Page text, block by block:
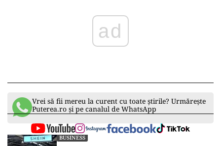
ad
Vrei să fii mereu la curent cu toate știrile? Urmărește
Puterea.ro și pe canalul de WhatsApp
BUSINESS